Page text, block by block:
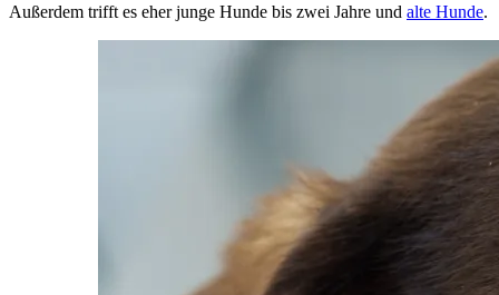
Außerdem trifft es eher junge Hunde bis zwei Jahre und alte Hunde.